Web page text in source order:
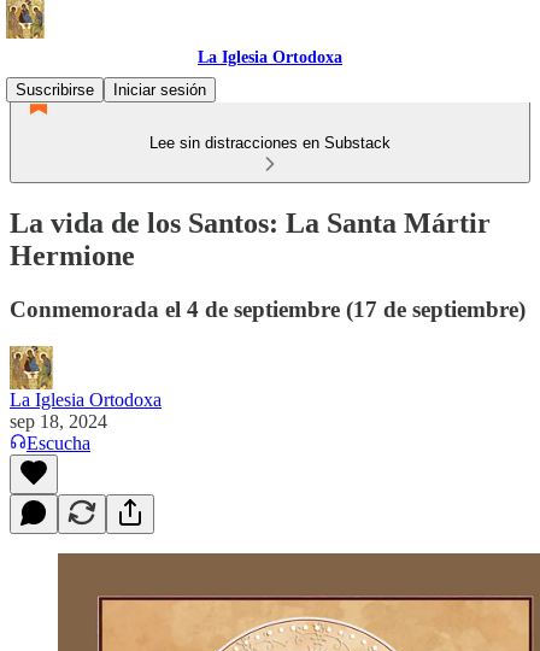
La Iglesia Ortodoxa
Suscribirse
Iniciar sesión
Lee sin distracciones en Substack
La vida de los Santos: La Santa Mártir
Hermione
Conmemorada el 4 de septiembre (17 de septiembre)
La Iglesia Ortodoxa
sep 18, 2024
Escucha